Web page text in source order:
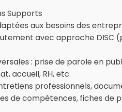
Supports
aux besoins des
avec approche DISC
: prise de parole en
accueil, RH, etc.
professionnels,
de compétences, fiches de